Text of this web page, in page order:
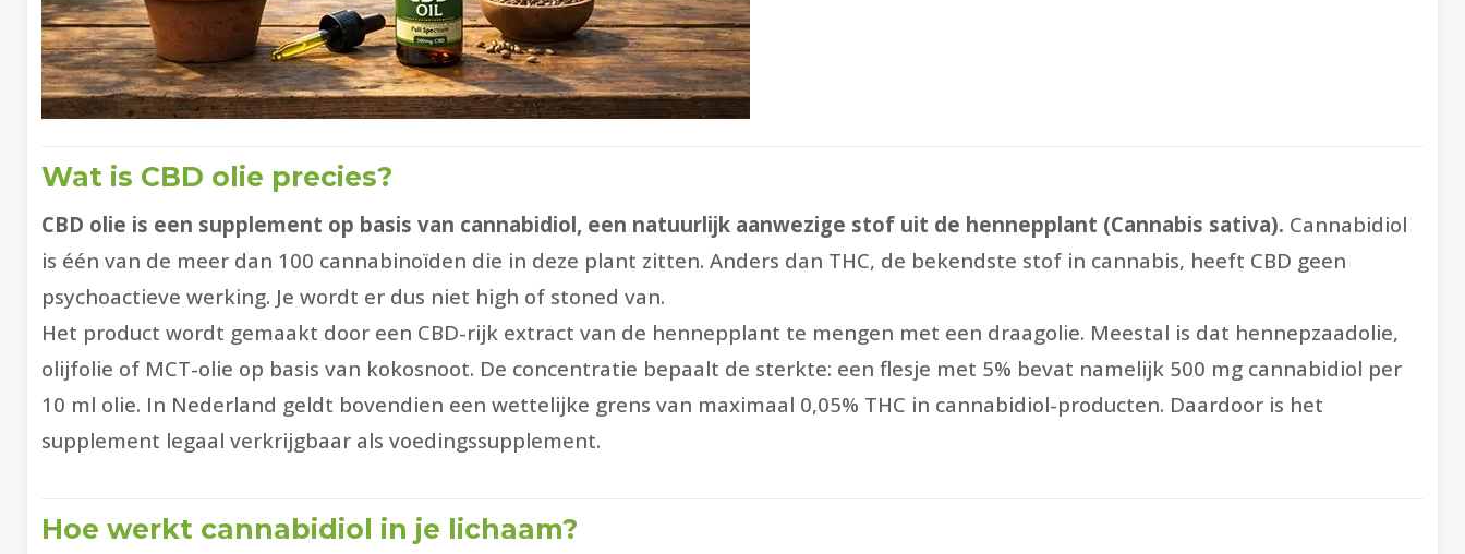
Wat is CBD olie precies?
CBD olie is een supplement op basis van cannabidiol, een natuurlijk aanwezige stof uit de hennepplant (Cannabis sativa). Cannabidiol
is één van de meer dan 100 cannabinoïden die in deze plant zitten. Anders dan THC, de bekendste stof in cannabis, heeft CBD geen
psychoactieve werking. Je wordt er dus niet high of stoned van.
Het product wordt gemaakt door een CBD-rijk extract van de hennepplant te mengen met een draagolie. Meestal is dat hennepzaadolie,
olijfolie of MCT-olie op basis van kokosnoot. De concentratie bepaalt de sterkte: een flesje met 5% bevat namelijk 500 mg cannabidiol per
10 ml olie. In Nederland geldt bovendien een wettelijke grens van maximaal 0,05% THC in cannabidiol-producten. Daardoor is het
supplement legaal verkrijgbaar als voedingssupplement.
Hoe werkt cannabidiol in je lichaam?